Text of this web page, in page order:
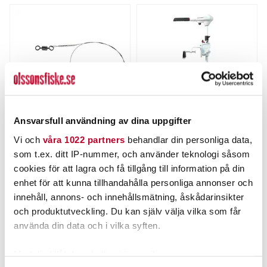
Ansvarsfull användning av dina uppgifter
Vi och våra 1022 partners behandlar din personliga data,
som t.ex. ditt IP-nummer, och använder teknologi såsom
cookies för att lagra och få tillgång till information på din
enhet för att kunna tillhandahålla personliga annonser och
innehåll, annons- och innehållsmätning, åskådarinsikter
och produktutveckling. Du kan själv välja vilka som får
använda din data och i vilka syften.
Prorex Titaniumtafs 30cm
22kg
Nuvarande pris:
39,00 krTidigare pris:
39,00 kr
44,00 kr
LÄS MER
Watersnake Venom SXW
54 /(36") (#7).
Nuvarande pris:
2 795,00 kr Tidigare pris:
3 199,00 kr
2 795,00 kr
3 199,00 kr
FLER ÄN 6 ST KVAR